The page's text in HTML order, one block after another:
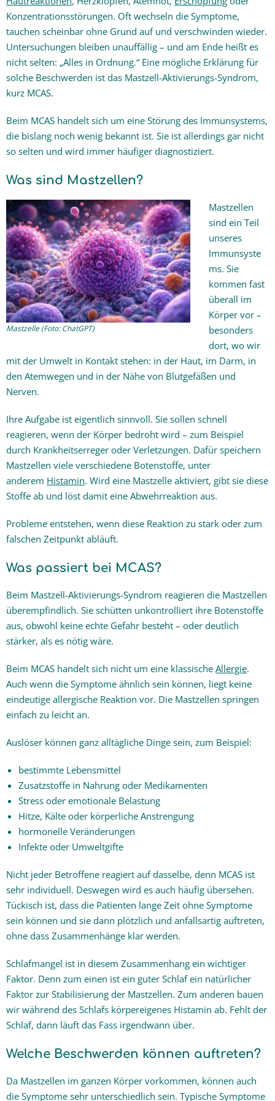
Ganzheitlich gesunder Hund
Themen
Kontakt & Kosten
Konzentrationsstörungen. Oft wechseln die Symptome,
tauchen scheinbar ohne Grund auf und verschwinden wieder.
Untersuchungen bleiben unauffällig – und am Ende heißt es
nicht selten: „Alles in Ordnung.“ Eine mögliche Erklärung für
solche Beschwerden ist das Mastzell-Aktivierungs-Syndrom,
kurz MCAS.
Beim MCAS handelt sich um eine Störung des Immunsystems,
die bislang noch wenig bekannt ist. Sie ist allerdings gar nicht
so selten und wird immer häufiger diagnostiziert.
Was sind Mastzellen?
Mastzelle (Foto: ChatGPT)
Mastzellen
sind ein Teil
unseres
Immunsyste
ms. Sie
kommen fast
überall im
Körper vor –
besonders
dort, wo wir
mit der Umwelt in Kontakt stehen: in der Haut, im Darm, in
den Atemwegen und in der Nähe von Blutgefäßen und
Nerven.
Ihre Aufgabe ist eigentlich sinnvoll. Sie sollen schnell
reagieren, wenn der Körper bedroht wird – zum Beispiel
durch Krankheitserreger oder Verletzungen. Dafür speichern
Mastzellen viele verschiedene Botenstoffe, unter
anderem Histamin. Wird eine Mastzelle aktiviert, gibt sie diese
Stoffe ab und löst damit eine Abwehrreaktion aus.
Probleme entstehen, wenn diese Reaktion zu stark oder zum
falschen Zeitpunkt abläuft.
Was passiert bei MCAS?
Beim Mastzell-Aktivierungs-Syndrom reagieren die Mastzellen
überempfindlich. Sie schütten unkontrolliert ihre Botenstoffe
aus, obwohl keine echte Gefahr besteht – oder deutlich
stärker, als es nötig wäre.
Beim MCAS handelt sich nicht um eine klassische Allergie.
Auch wenn die Symptome ähnlich sein können, liegt keine
eindeutige allergische Reaktion vor. Die Mastzellen springen
einfach zu leicht an.
Auslöser können ganz alltägliche Dinge sein, zum Beispiel:
bestimmte Lebensmittel
Zusatzstoffe in Nahrung oder Medikamenten
Stress oder emotionale Belastung
Hitze, Kälte oder körperliche Anstrengung
hormonelle Veränderungen
Infekte oder Umweltgifte
Nicht jeder Betroffene reagiert auf dasselbe, denn MCAS ist
sehr individuell. Deswegen wird es auch häufig übersehen.
Tückisch ist, dass die Patienten lange Zeit ohne Symptome
sein können und sie dann plötzlich und anfallsartig auftreten,
ohne dass Zusammenhänge klar werden.
Schlafmangel ist in diesem Zusammenhang ein wichtiger
Faktor. Denn zum einen ist ein guter Schlaf ein natürlicher
Faktor zur Stabilisierung der Mastzellen. Zum anderen bauen
wir während des Schlafs körpereigenes Histamin ab. Fehlt der
Schlaf, dann läuft das Fass irgendwann über.
Welche Beschwerden können auftreten?
Da Mastzellen im ganzen Körper vorkommen, können auch
die Symptome sehr unterschiedlich sein. Typische Symptome